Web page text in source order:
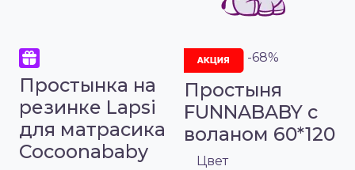
Простынка на
резинке Lapsi
для матрасика
Cocoonababy
-68%
Простыня
FUNNABABY с
воланом 60*120
Цвет